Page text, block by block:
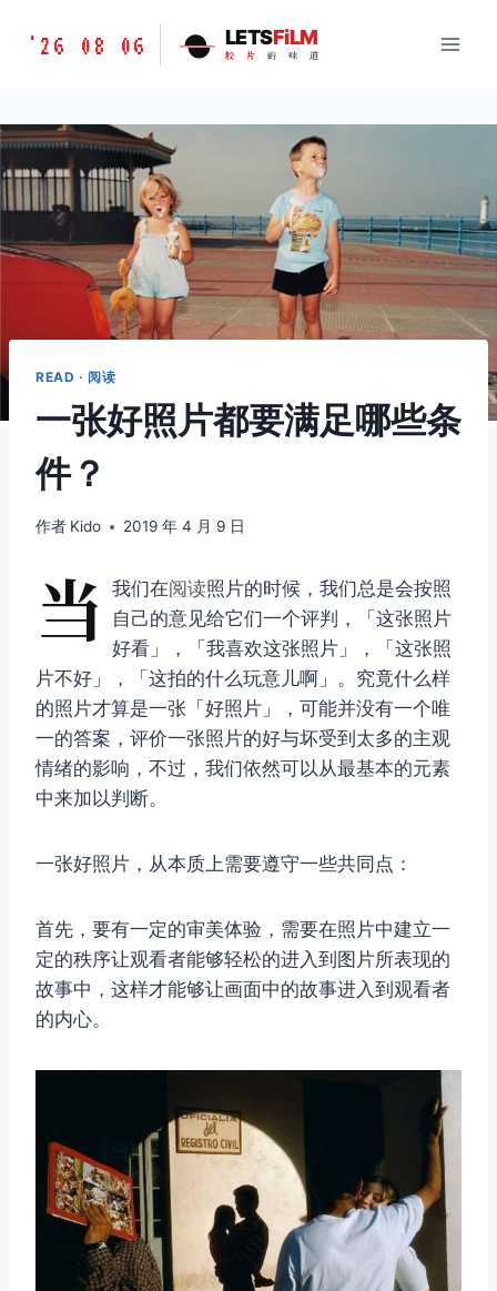
胶
味
道
LETSFILM
'26 08 06 LETSFiLM
胶 片 的 味 道
READ · 阅读
一张好照片都要满足哪些条
件？
作者 Kido 2019 年 4 月 9 日
当 我们在阅读照片的时候，我们总是会按照
自己的意见给它们一个评判，「这张照片
好看」，「我喜欢这张照片」，「这张照
片不好」，「这拍的什么玩意儿啊」。究竟什么样
的照片才算是一张「好照片」，可能并没有一个唯
一的答案，评价一张照片的好与坏受到太多的主观
情绪的影响，不过，我们依然可以从最基本的元素
中来加以判断。
一张好照片，从本质上需要遵守一些共同点：
首先，要有一定的审美体验，需要在照片中建立一
定的秩序让观看者能够轻松的进入到图片所表现的
故事中，这样才能够让画面中的故事进入到观看者
的内心。